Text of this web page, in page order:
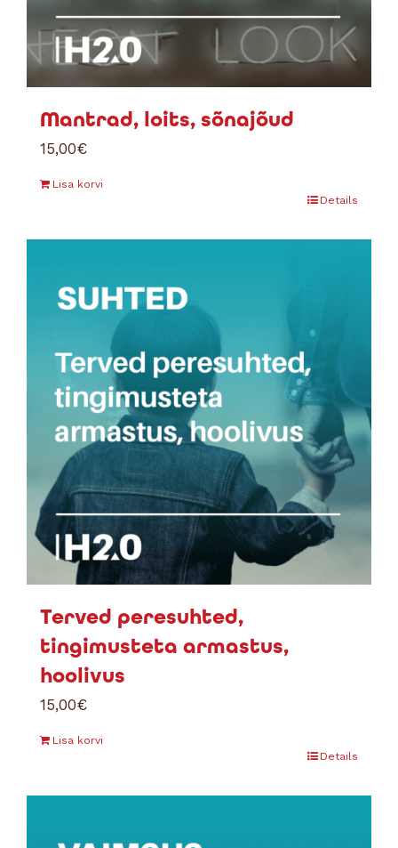
Mantrad, loits, sõnajõud
15,00€
Lisa korvi
Details
Terved peresuhted,
tingimusteta armastus,
hoolivus
15,00€
Lisa korvi
Details